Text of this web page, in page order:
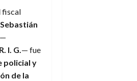
fiscal
Sebastián
—
R. I. G. — fue
policial y
de la